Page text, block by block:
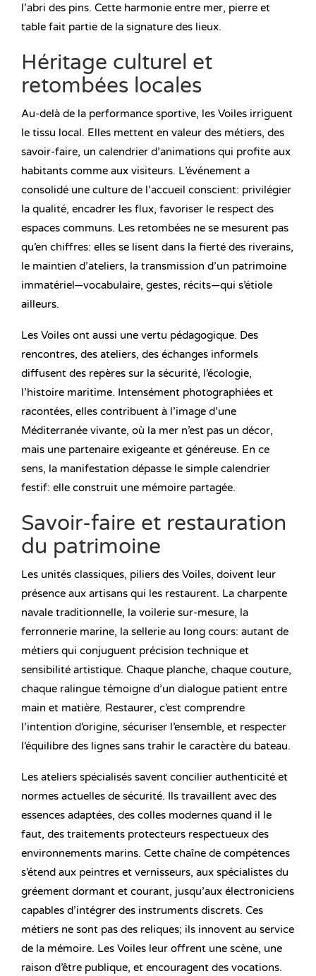
l’abri des pins. Cette harmonie entre mer, pierre et
table fait partie de la signature des lieux.
Héritage culturel et
retombées locales
Au-delà de la performance sportive, les Voiles irriguent
le tissu local. Elles mettent en valeur des métiers, des
savoir-faire, un calendrier d’animations qui profite aux
habitants comme aux visiteurs. L’événement a
consolidé une culture de l’accueil conscient: privilégier
la qualité, encadrer les flux, favoriser le respect des
espaces communs. Les retombées ne se mesurent pas
qu’en chiffres: elles se lisent dans la fierté des riverains,
le maintien d’ateliers, la transmission d’un patrimoine
immatériel—vocabulaire, gestes, récits—qui s’étiole
ailleurs.
Les Voiles ont aussi une vertu pédagogique. Des
rencontres, des ateliers, des échanges informels
diffusent des repères sur la sécurité, l’écologie,
l’histoire maritime. Intensément photographiées et
racontées, elles contribuent à l’image d’une
Méditerranée vivante, où la mer n’est pas un décor,
mais une partenaire exigeante et généreuse. En ce
sens, la manifestation dépasse le simple calendrier
festif: elle construit une mémoire partagée.
Savoir-faire et restauration
du patrimoine
Les unités classiques, piliers des Voiles, doivent leur
présence aux artisans qui les restaurent. La charpente
navale traditionnelle, la voilerie sur-mesure, la
ferronnerie marine, la sellerie au long cours: autant de
métiers qui conjuguent précision technique et
sensibilité artistique. Chaque planche, chaque couture,
chaque ralingue témoigne d’un dialogue patient entre
main et matière. Restaurer, c’est comprendre
l’intention d’origine, sécuriser l’ensemble, et respecter
l’équilibre des lignes sans trahir le caractère du bateau.
Les ateliers spécialisés savent concilier authenticité et
normes actuelles de sécurité. Ils travaillent avec des
essences adaptées, des colles modernes quand il le
faut, des traitements protecteurs respectueux des
environnements marins. Cette chaîne de compétences
s’étend aux peintres et vernisseurs, aux spécialistes du
gréement dormant et courant, jusqu’aux électroniciens
capables d’intégrer des instruments discrets. Ces
métiers ne sont pas des reliques; ils innovent au service
de la mémoire. Les Voiles leur offrent une scène, une
raison d’être publique, et encouragent des vocations.